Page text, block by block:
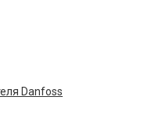
Danfoss